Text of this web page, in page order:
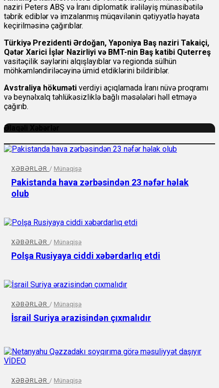
naziri Peters ABŞ və İranı diplomatik irəliləyiş münasibətilə
təbrik ediblər və imzalanmış müqavilənin qətiyyətlə həyata
keçirilməsinə çağırıblar.
Türkiyə Prezidenti Ərdoğan, Yaponiya Baş naziri Takaiçi,
Qətər Xarici İşlər Nazirliyi və BMT-nin Baş katibi Quterreş
vasitəçilik səylərini alqışlayıblar və regionda sülhün
möhkəmləndiriləcəyinə ümid etdiklərini bildiriblər.
Avstraliya hökuməti verdiyi açıqlamada İranı nüvə proqramı
və beynəlxalq təhlükəsizliklə bağlı məsələləri həll etməyə
çağırıb.
Əlaqəli Xəbərlər
XƏBƏRLƏR / Münaqişə
Pakistanda hava zərbəsindən 23 nəfər həlak
olub
XƏBƏRLƏR / Münaqişə
Polşa Rusiyaya ciddi xəbərdarlıq etdi
XƏBƏRLƏR / Münaqişə
İsrail Suriya ərazisindən çıxmalıdır
XƏBƏRLƏR / Münaqişə